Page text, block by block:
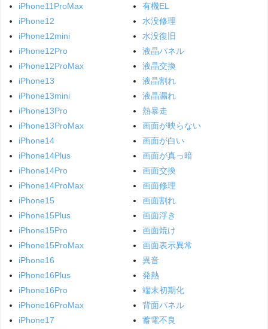
iPhone11ProMax
iPhone12
iPhone12mini
iPhone12Pro
iPhone12ProMax
iPhone13
iPhone13mini
iPhone13Pro
iPhone13ProMax
iPhone14
iPhone14Plus
iPhone14Pro
iPhone14ProMax
iPhone15
iPhone15Plus
iPhone15Pro
iPhone15ProMax
iPhone16
iPhone16Plus
iPhone16Pro
iPhone16ProMax
iPhone17
有機EL
水没修理
水没復旧
液晶パネル
液晶交換
液晶割れ
液晶漏れ
熱暴走
画面が映らない
画面が白い
画面が真っ暗
画面交換
画面修理
画面割れ
画面浮き
画面焼け
画面表示異常
異音
発熱
端末初期化
背面パネル
蓄電不良